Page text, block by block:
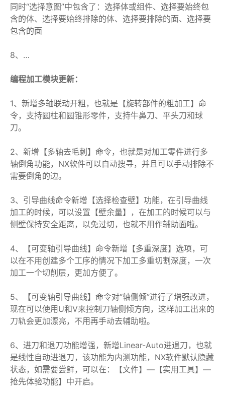
同时“选择意图”中包含了：选择体或组件、选择要始终包
含的体、选择要始终排除的体、选择要排除的面、选择要
包含的面
8、…
编程加工模块更新：
1、新增多轴联动开粗，也就是【旋转部件的粗加工】命
令，支持圆柱和圆锥形零件，支持牛鼻刀、平头刀和球
刀。
2、新增【多轴去毛刺】命令，也就是对加工零件进行多
轴倒角功能，NX软件可以自动搜寻，并且可以手动排除不
需要倒角的边。
3、引导曲线命令新增【选择检查壁】功能，在引导曲线
加工的时候，可以设置【壁余量】，在加工的时候可以与
侧壁保持安全距离，以免过切，也就不用作辅助面啦。
4、【可变轴引导曲线】命令新增【多重深度】选项，可
以在不用创建多个工序的情况下加工多重切割深度，一次
加工一个切削层，更加方便了。
5、【可变轴引导曲线】命令对“轴侧倾”进行了增强改进，
现在可以使用U和V来控制刀轴侧倾方向，这样加工出来的
刀轨会更加漂亮，不用再手动去辅助啦。
6、进刀和退刀功能增强，新增Linear-Auto进退刀，也就
是线性自动进退刀，该功能为内测功能，NX软件默认隐藏
状态，如需要尝鲜，可以在：【文件】—【实用工具】—
抢先体验功能】中开启。